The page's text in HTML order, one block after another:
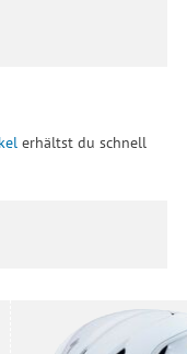
erhältst du schnell